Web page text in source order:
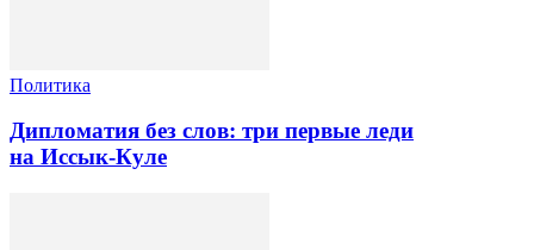
Политика
Дипломатия без слов: три первые леди
на Иссык-Куле